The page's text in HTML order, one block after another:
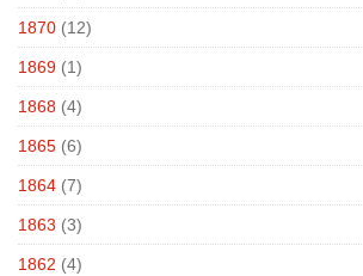
1870 (12)
1869 (1)
1868 (4)
1865 (6)
1864 (7)
1863 (3)
1862 (4)